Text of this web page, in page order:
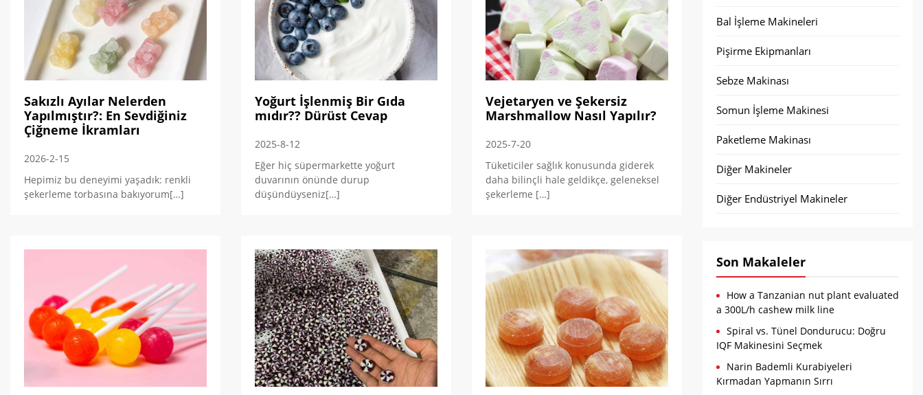
Sakızlı Ayılar Nelerden
Yapılmıştır?: En Sevdiğiniz
Çiğneme İkramları
2026-2-15
Hepimiz bu deneyimi yaşadık: renkli
şekerleme torbasına bakıyorum[…]
Yoğurt İşlenmiş Bir Gıda
mıdır?? Dürüst Cevap
2025-8-12
Eğer hiç süpermarkette yoğurt
duvarının önünde durup
düşündüyseniz[…]
Vejetaryen ve Şekersiz
Marshmallow Nasıl Yapılır?
2025-7-20
Tüketiciler sağlık konusunda giderek
daha bilinçli hale geldikçe, geleneksel
şekerleme […]
Bal İşleme Makineleri
Pişirme Ekipmanları
Sebze Makinası
Somun İşleme Makinesi
Paketleme Makinası
Diğer Makineler
Diğer Endüstriyel Makineler
Son Makaleler
How a Tanzanian nut plant evaluated
a 300L/h cashew milk line
Spiral vs. Tünel Dondurucu: Doğru
IQF Makinesini Seçmek
Narin Bademli Kurabiyeleri
Kırmadan Yapmanın Sırrı